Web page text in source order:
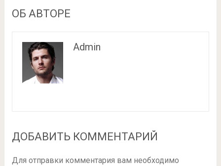
ОБ АВТОРЕ
Admin
ДОБАВИТЬ КОММЕНТАРИЙ
Для отправки комментария вам необходимо